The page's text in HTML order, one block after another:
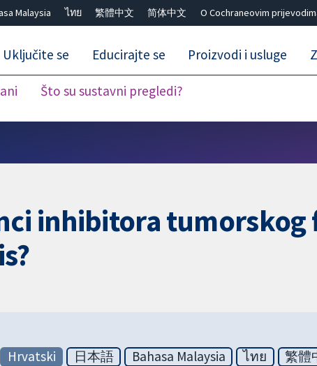
Malaysia ไทย 繁體中文 简体中文 O Cochraneovim
Što su sustavni pregledi?
Uključite se Educirajte se Proizvodi i usluge
inhibitora tumorskog
Hrvatski 日本語 Bahasa Malaysia ไทย 繁體